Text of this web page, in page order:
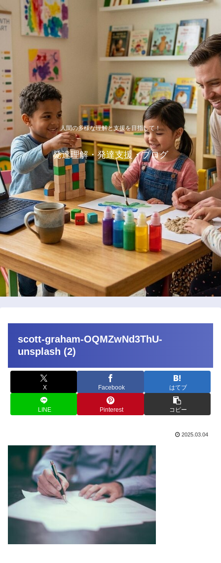
人間の多様な理解と支援を目指して！
発達理解・発達支援・ブログ
scott-graham-OQMZwNd3ThU-
unsplash (2)
X Facebook はてブ
LINE Pinterest コピー
2025.03.04